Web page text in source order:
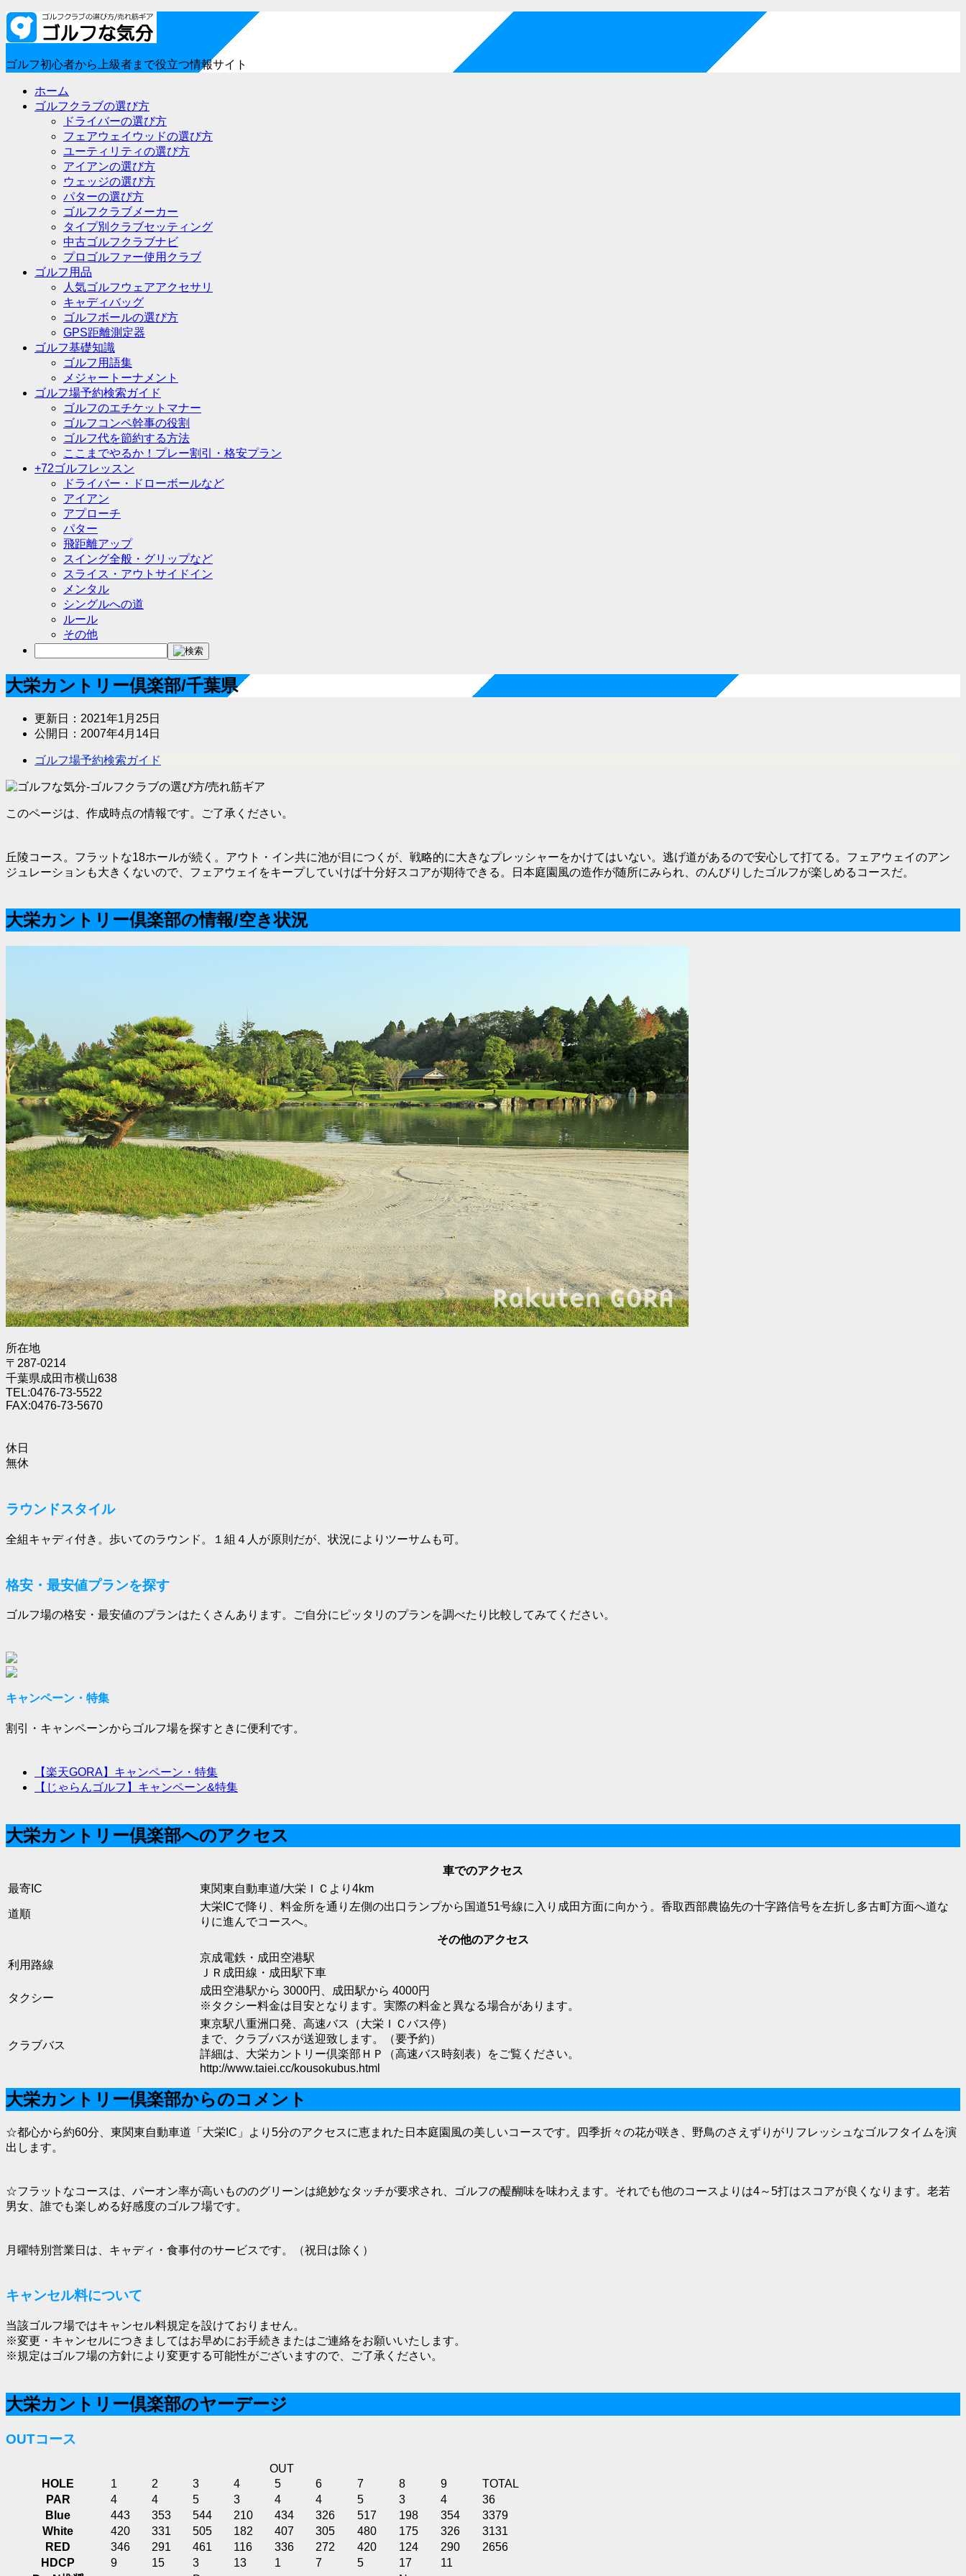
ゴルフ初心者から上級者まで役立つ情報サイト
ホーム
ゴルフクラブの選び方
ドライバーの選び方
フェアウェイウッドの選び方
ユーティリティの選び方
アイアンの選び方
ウェッジの選び方
パターの選び方
ゴルフクラブメーカー
タイプ別クラブセッティング
中古ゴルフクラブナビ
プロゴルファー使用クラブ
ゴルフ用品
人気ゴルフウェアアクセサリ
キャディバッグ
ゴルフボールの選び方
GPS距離測定器
ゴルフ基礎知識
ゴルフ用語集
メジャートーナメント
ゴルフ場予約検索ガイド
ゴルフのエチケットマナー
ゴルフコンペ幹事の役割
ゴルフ代を節約する方法
ここまでやるか！プレー割引・格安プラン
+72ゴルフレッスン
ドライバー・ドローボールなど
アイアン
アプローチ
パター
飛距離アップ
スイング全般・グリップなど
スライス・アウトサイドイン
メンタル
シングルへの道
ルール
その他
大栄カントリー倶楽部/千葉県
更新日： 2021年1月25日
公開日： 2007年4月14日
ゴルフ場予約検索ガイド
このページは、作成時点の情報です。ご了承ください。
丘陵コース。フラットな18ホールが続く。アウト・イン共に池が目につくが、戦略的に大きなプレッシャーをかけてはいない。逃げ道があるので安心して打てる。フェアウェイのアン
ジュレーションも大きくないので、フェアウェイをキープしていけば十分好スコアが期待できる。日本庭園風の造作が随所にみられ、のんびりしたゴルフが楽しめるコースだ。
大栄カントリー倶楽部の情報/空き状況
所在地
〒287-0214
千葉県成田市横山638
TEL:0476-73-5522
FAX:0476-73-5670
休日
無休
ラウンドスタイル
全組キャディ付き。歩いてのラウンド。１組４人が原則だが、状況によりツーサムも可。
格安・最安値プランを探す
ゴルフ場の格安・最安値のプランはたくさんあります。ご自分にピッタリのプランを調べたり比較してみてください。
キャンペーン・特集
割引・キャンペーンからゴルフ場を探すときに便利です。
【楽天GORA】キャンペーン・特集
【じゃらんゴルフ】キャンペーン&特集
大栄カントリー倶楽部へのアクセス
車でのアクセス
最寄IC
東関東自動車道/大栄ＩＣより4km
道順
大栄ICで降り、料金所を通り左側の出口ランプから国道51号線に入り成田方面に向かう。香取西部農協先の十字路信号を左折し多古町方面へ道な
りに進んでコースへ。
その他のアクセス
利用路線
京成電鉄・成田空港駅
ＪＲ成田線・成田駅下車
タクシー
成田空港駅から 3000円、成田駅から 4000円
※タクシー料金は目安となります。実際の料金と異なる場合があります。
クラブバス
東京駅八重洲口発、高速バス（大栄ＩＣバス停）
まで、クラブバスが送迎致します。（要予約）
詳細は、大栄カントリー倶楽部ＨＰ（高速バス時刻表）をご覧ください。
http://www.taiei.cc/kousokubus.html
大栄カントリー倶楽部からのコメント
☆都心から約60分、東関東自動車道「大栄IC」より5分のアクセスに恵まれた日本庭園風の美しいコースです。四季折々の花が咲き、野鳥のさえずりがリフレッシュなゴルフタイムを演
出します。
☆フラットなコースは、パーオン率が高いもののグリーンは絶妙なタッチが要求され、ゴルフの醍醐味を味わえます。それでも他のコースよりは4～5打はスコアが良くなります。老若
男女、誰でも楽しめる好感度のゴルフ場です。
月曜特別営業日は、キャディ・食事付のサービスです。（祝日は除く）
キャンセル料について
当該ゴルフ場ではキャンセル料規定を設けておりません。
※変更・キャンセルにつきましてはお早めにお手続きまたはご連絡をお願いいたします。
※規定はゴルフ場の方針により変更する可能性がございますので、ご了承ください。
大栄カントリー倶楽部のヤーデージ
OUTコース
OUT
HOLE
1 2 3 4 5 6 7 8 9
TOTAL
PAR
4 4 5 3 4 4 5 3 4
36
Blue
443 353 544 210 434 326 517 198 354
3379
White
420 331 505 182 407 305 480 175 326
3131
RED
346 291 461 116 336 272 420 124 290
2656
HDCP
9 15 3 13 1 7 5 17
11